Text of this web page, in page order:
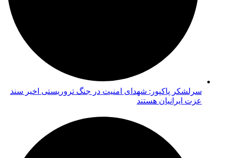
سرلشکر پاکپور: شهدای امنیت در جنگ تروریستی اخیر سند
عزت ایرانیان هستند